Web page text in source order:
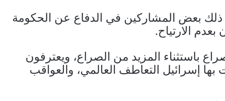
ذلك بعض المشاركين في الدفاع عن الحكومة
الارتياح.
باستثناء المزيد من الصراع، ويعترفون
إسرائيل التعاطف العالمي، والعواقب